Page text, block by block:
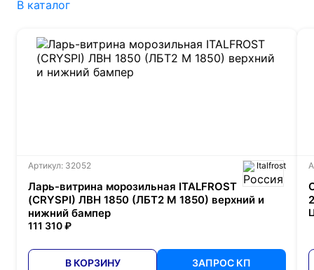
В каталог
Артикул: 32052 Italfrost
Ларь-витрина морозильная ITALFROST
(CRYSPI) ЛВН 1850 (ЛБТ2 М 1850) верхний и
нижний бампер
111 310 ₽
В КОРЗИНУ ЗАПРОС КП